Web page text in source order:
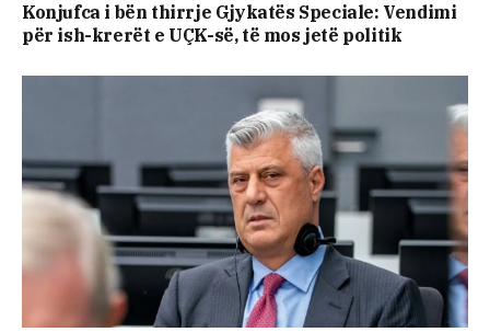
Konjufca i bën thirrje Gjykatës Speciale: Vendimi
për ish-krerët e UÇK-së, të mos jetë politik